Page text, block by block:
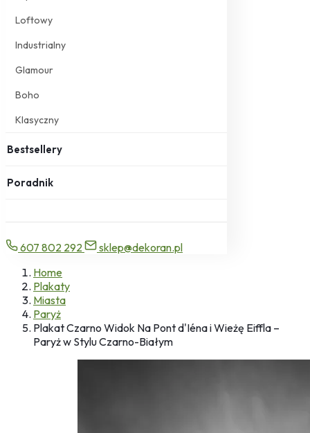
Loftowy
Industrialny
Glamour
Boho
Klasyczny
Bestsellery
Poradnik
607 802 292
sklep@dekoran.pl
Home
Plakaty
Miasta
Paryż
Plakat Czarno Widok Na Pont d'Iéna i Wieżę Eiffla –
Paryż w Stylu Czarno-Białym